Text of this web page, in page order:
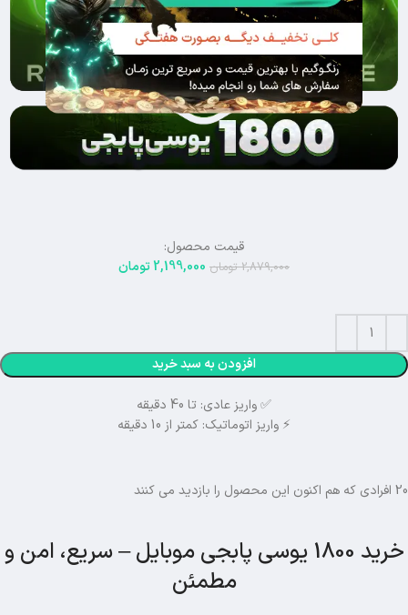
قیمت محصول:
2,879,000 تومان 2,199,000تومان
افزودن به سبد خرید
✅ واریز عادی: تا 40 دقیقه
⚡ واریز اتوماتیک: کمتر از 10 دقیقه
20 افرادی که هم اکنون این محصول را بازدید می کنند
خرید 1800 یوسی پابجی موبایل – سریع، امن و
مطمئن